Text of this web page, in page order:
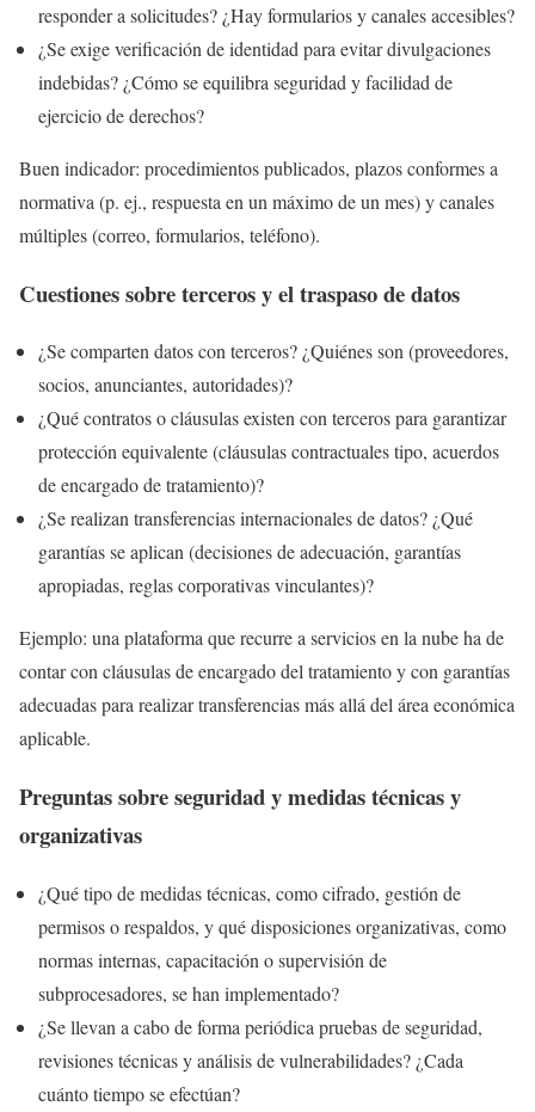
responder a solicitudes? ¿Hay formularios y canales accesibles?
¿Se exige verificación de identidad para evitar divulgaciones
indebidas? ¿Cómo se equilibra seguridad y facilidad de
ejercicio de derechos?
Buen indicador: procedimientos publicados, plazos conformes a
normativa (p. ej., respuesta en un máximo de un mes) y canales
múltiples (correo, formularios, teléfono).
Cuestiones sobre terceros y el traspaso de datos
¿Se comparten datos con terceros? ¿Quiénes son (proveedores,
socios, anunciantes, autoridades)?
¿Qué contratos o cláusulas existen con terceros para garantizar
protección equivalente (cláusulas contractuales tipo, acuerdos
de encargado de tratamiento)?
¿Se realizan transferencias internacionales de datos? ¿Qué
garantías se aplican (decisiones de adecuación, garantías
apropiadas, reglas corporativas vinculantes)?
Ejemplo: una plataforma que recurre a servicios en la nube ha de
contar con cláusulas de encargado del tratamiento y con garantías
adecuadas para realizar transferencias más allá del área económica
aplicable.
Preguntas sobre seguridad y medidas técnicas y
organizativas
¿Qué tipo de medidas técnicas, como cifrado, gestión de
permisos o respaldos, y qué disposiciones organizativas, como
normas internas, capacitación o supervisión de
subprocesadores, se han implementado?
¿Se llevan a cabo de forma periódica pruebas de seguridad,
revisiones técnicas y análisis de vulnerabilidades? ¿Cada
cuánto tiempo se efectúan?